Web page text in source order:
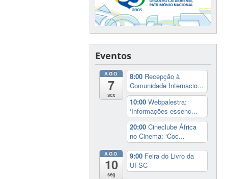
Eventos
AGO
7
sex
8:00 Recepção à
Comunidade Internacio...
10:00Webpalestra:
‘Informações essenc...
20:00Cineclube África
no Cinema: ‘Coc...
AGO
10
seg
9:00 Feira do Livro da
UFSC